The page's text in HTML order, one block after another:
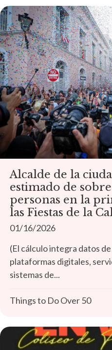
Alcalde de la
estimado de
personas en la
las Fiestas de la
01/16/2026
(El cálculo integra datos
plataformas digitales,
sistemas de...
Things to Do Over 50